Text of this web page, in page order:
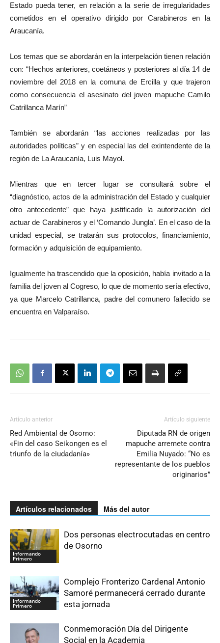
Estado pueda tener, en relación a la serie de irregularidades
cometidos en el operativo dirigido por Carabineros en la
Araucanía.
Los temas que se abordarán en la interpelación tienen relación
con: “Hechos anteriores, coetáneos y posteriores al día 14 de
noviembre del 2018 en la comuna de Ercilla y que trajeron
como consecuencia el asesinato del joven mapuche Camilo
Catrillanca Marín”
También se abordarán “las acciones realizadas por las
autoridades políticas” y en especial las del exintendente de la
región de La Araucanía, Luis Mayol.
Mientras que en tercer lugar se consultará sobre el
“diagnóstico, actos de la administración del Estado y cualquier
otro antecedente” que haya justificado la autorización del
actuar de Carabineros y el ‘Comando Jungla’. En el caso de la
unidad especial, se tratarán sus protocolos, financiamiento,
formación y adquisición de equipamiento.
Igualmente ha trascendido que la oposición, había invitado a la
familia del joven al Cogreso, lo que de momento sería efectivo,
ya que Marcelo Catrillanca, padre del comunero fallecido se
encuentra en Valparaíso.
Artículo anterior
Red Ambiental de Osorno:
«Fin del caso Seikongen es el
triunfo de la ciudadanía»
Artículo siguiente
Diputada RN de origen
mapuche arremete contra
Emilia Nuyado: “No es
representante de los pueblos
originarios”
Artículos relacionados Más del autor
Informando
Primero
Dos personas electrocutadas en centro
de Osorno
Informando
Primero
Complejo Fronterizo Cardenal Antonio
Samoré permanecerá cerrado durante
esta jornada
Conmemoración Día del Dirigente
Social en la Academia